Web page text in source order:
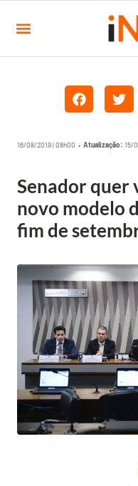
16/08/2019 | 08h00 • Atualização: 15/
Senador quer
novo modelo
fim de